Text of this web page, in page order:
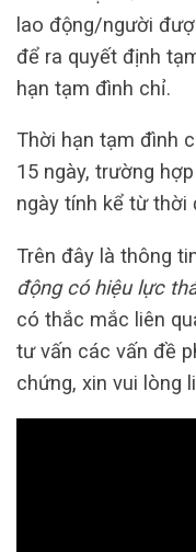
lao động/người
để ra quyết định
hạn tạm đình chỉ.
Thời hạn tạm đình
15 ngày, trường
ngày tính kể từ thời
Trên đây là thông
động có hiệu lực
có thắc mắc liên
tư vấn các vấn đề
chứng, xin vui lòng